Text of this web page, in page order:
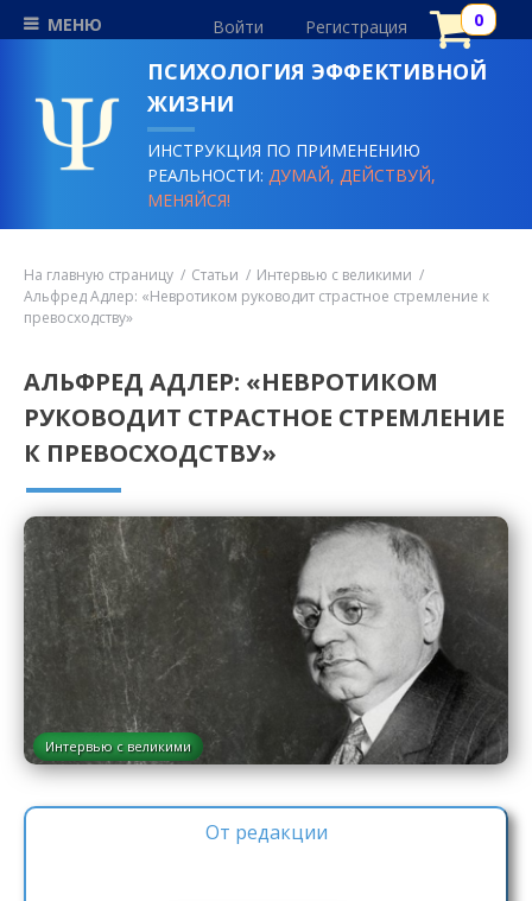
МЕНЮ Войти Регистрация
ПСИХОЛОГИЯ ЭФФЕКТИВНОЙ
ЖИЗНИ
ИНСТРУКЦИЯ ПО ПРИМЕНЕНИЮ
РЕАЛЬНОСТИ:ДУМАЙ, ДЕЙСТВУЙ,
МЕНЯЙСЯ!
На главную страницу Статьи
Интервью с великими
Альфред Адлер: «Невротиком руководит страстное стремление к
превосходству»
АЛЬФРЕД АДЛЕР: «НЕВРОТИКОМ
РУКОВОДИТ СТРАСТНОЕ СТРЕМЛЕНИЕ
К ПРЕВОСХОДСТВУ»
Интервью с великими
От редакции